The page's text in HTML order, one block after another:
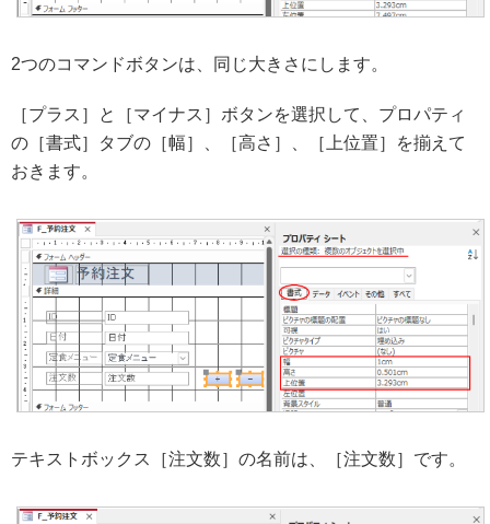
2つのコマンドボタンは、同じ大きさにします。
［プラス］と［マイナス］ボタンを選択して、プロパティ
の［書式］タブの［幅］、［高さ］、［上位置］を揃えて
おきます。
テキストボックス［注文数］の名前は、［注文数］です。